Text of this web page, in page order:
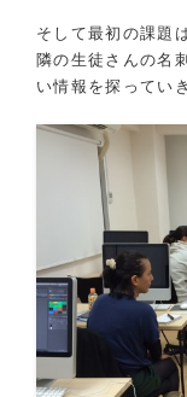
そして最初の課題
隣の生徒さんの名
い情報を探ってい